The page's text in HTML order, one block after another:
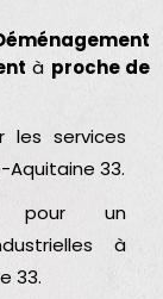
à proche de
les services
Aquitaine 33.
pour un
à
33.